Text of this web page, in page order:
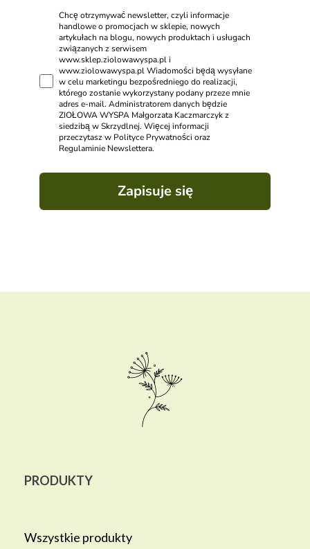
Chcę otrzymywać newsletter, czyli informacje
handlowe o promocjach w sklepie, nowych
artykułach na blogu, nowych produktach i usługach
związanych z serwisem
www.sklep.ziolowawyspa.pl i
www.ziolowawyspa.pl Wiadomości będą wysyłane
w celu marketingu bezpośredniego do realizacji,
którego zostanie wykorzystany podany przeze mnie
adres e-mail. Administratorem danych będzie
ZIOŁOWA WYSPA Małgorzata Kaczmarczyk z
siedzibą w Skrzydlnej. Więcej informacji
przeczytasz w Polityce Prywatności oraz
Regulaminie Newslettera.
Zapisuje się
PRODUKTY
Wszystkie produkty